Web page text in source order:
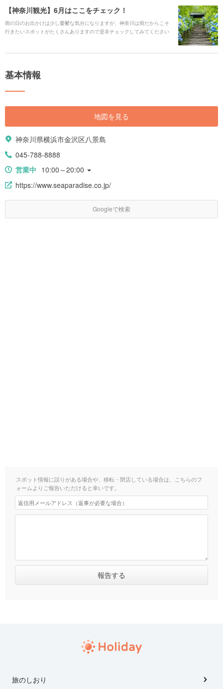
【神奈川観光】6月はここをチェック！
雨の日のお出かけは少し憂鬱な気分になりますが、神奈川は雨だからこそ
行きたいスポットがたくさんありますので是非チェックしてみてください
基本情報
地図を見る
神奈川県横浜市金沢区八景島
045-788-8888
営業中 10:00～20:00
https://www.seaparadise.co.jp/
Googleで検索
スポット情報に誤りがある場合や、移転・閉店している場合は、こちらのフ
ォームよりご報告いただけると幸いです。
旅のしおり